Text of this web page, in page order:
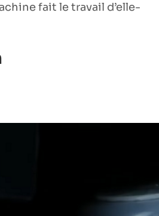
fait le travail d’elle-